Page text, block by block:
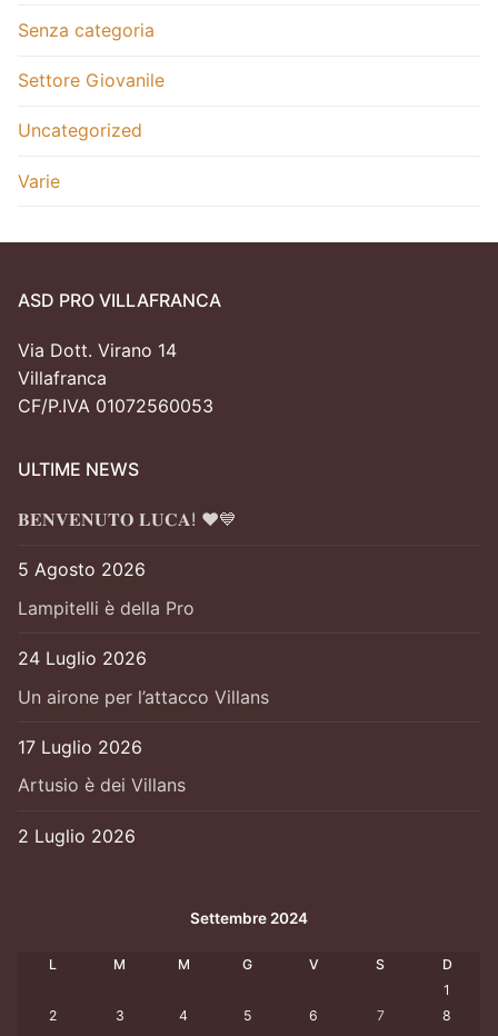
Senza categoria
Settore Giovanile
Uncategorized
Varie
ASD PRO VILLAFRANCA
Via Dott. Virano 14
Villafranca
CF/P.IVA 01072560053
ULTIME NEWS
𝐁𝐄𝐍𝐕𝐄𝐍𝐔𝐓𝐎 𝐋𝐔𝐂𝐀! ❤️💙
5 Agosto 2026
Lampitelli è della Pro
24 Luglio 2026
Un airone per l’attacco Villans
17 Luglio 2026
Artusio è dei Villans
2 Luglio 2026
Settembre 2024
L M M G V S
D
1
2
3 4 5 6 7
8